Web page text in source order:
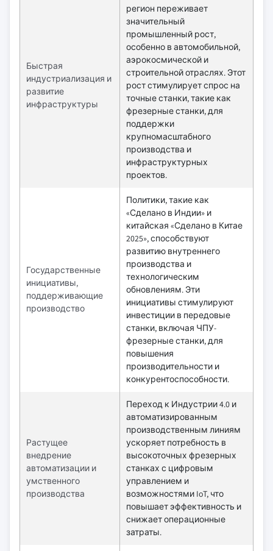
Быстрая
индустриализация и
развитие
инфраструктуры
регион переживает
значительный
промышленный рост,
особенно в автомобильной,
аэрокосмической и
строительной отраслях. Этот
рост стимулирует спрос на
точные станки, такие как
фрезерные станки, для
поддержки
крупномасштабного
производства и
инфраструктурных
проектов.
Государственные
инициативы,
поддерживающие
производство
Политики, такие как
«Сделано в Индии» и
китайская «Сделано в Китае
2025», способствуют
развитию внутреннего
производства и
технологическим
обновлениям. Эти
инициативы стимулируют
инвестиции в передовые
станки, включая ЧПУ-
фрезерные станки, для
повышения
производительности и
конкурентоспособности.
Растущее
внедрение
автоматизации и
умственного
производства
Переход к Индустрии 4.0 и
автоматизированным
производственным линиям
ускоряет потребность в
высокоточных фрезерных
станках с цифровым
управлением и
возможностями IoT, что
повышает эффективность и
снижает операционные
затраты.